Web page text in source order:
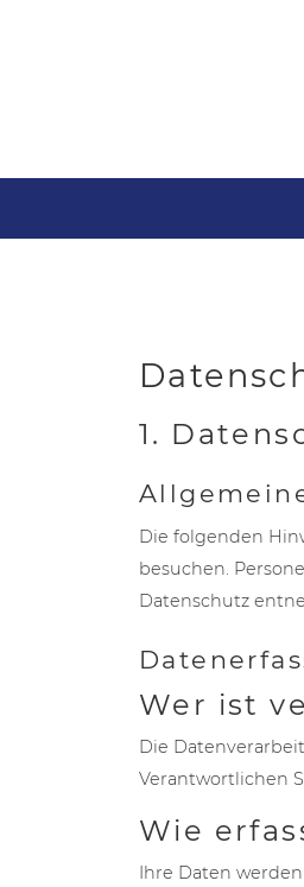
1.
Die folgenden
besuchen.
Datenschutz
Wer ist
Die
Verantwortlichen
Wie
Ihre Daten